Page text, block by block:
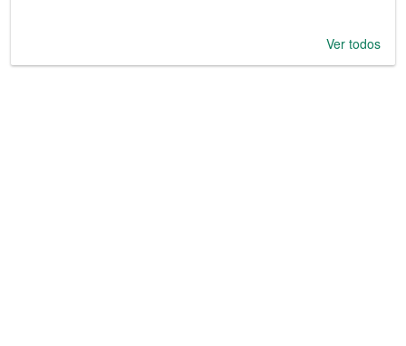
Ver todos